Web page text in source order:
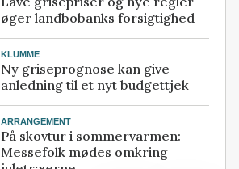
øger landbobanks forsigtighed
KLUMME
Ny griseprognose kan give
anledning til et nyt budgettjek
ARRANGEMENT
På skovtur i sommervarmen:
Messefolk mødes omkring